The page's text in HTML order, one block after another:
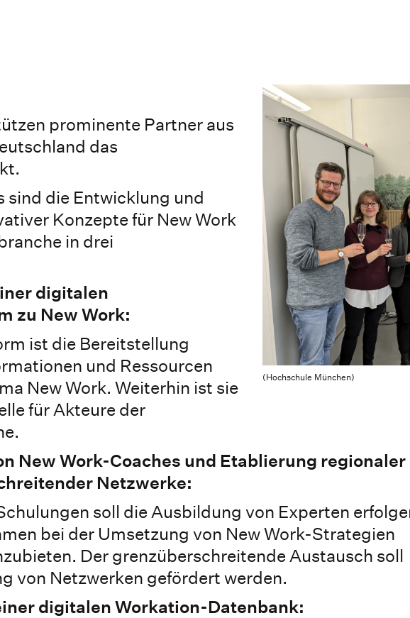
(Hochschule München)
prominente Partner aus
das
sind die Entwicklung und
Konzepte für New Work
in drei
digitalen
zu New Work:
ist die Bereitstellung
und Ressourcen
New Work. Weiterhin ist sie
für Akteure der
New Work-Coaches und Etablierung regionaler
Netzwerke:
soll die Ausbildung von Experten
bei der Umsetzung von New Work-Strategien
Der grenzüberschreitende Austausch soll
von Netzwerken gefördert werden.
digitalen Workation-Datenbank: